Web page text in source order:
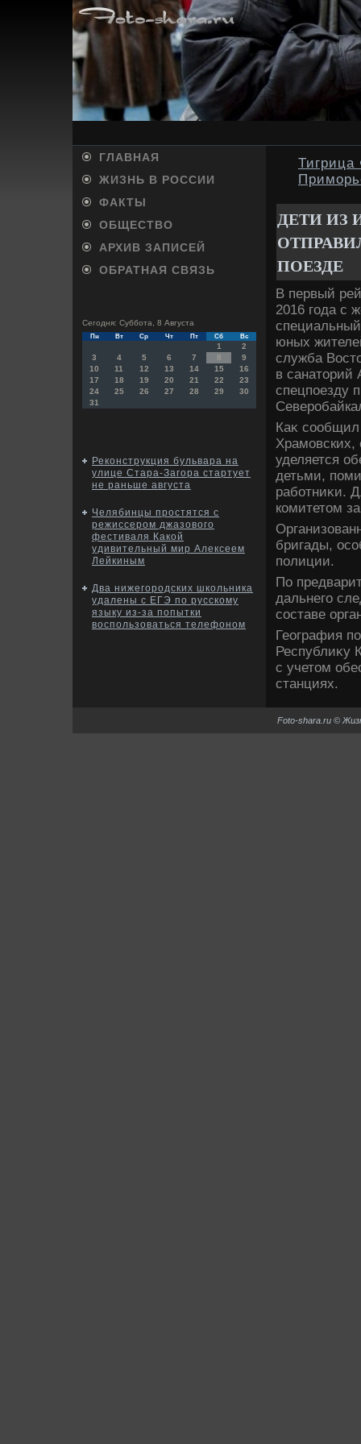
ГЛАВНАЯ
ЖИЗНЬ В РОССИИ
ФАКТЫ
ОБЩЕСТВО
АРХИВ ЗАПИСЕЙ
ОБРАТНАЯ СВЯЗЬ
Сегодня: Суббота, 8 Августа
Пн Вт Ср Чт Пт Сб Вс
1
2
3
4 5 6 7 8
9
10
11 12 13 14 15
16
17
18 19 20 21 22
23
24
25 26 27 28 29
30
31
Реконструкция бульвара на
улице Стара-Загора стартует
не раньше августа
Челябинцы простятся с
режиссером джазового
фестиваля Какой
удивительный мир Алексеем
Лейкиным
Два нижегородских школьника
удалены с ЕГЭ по русскому
языку из-за попытки
воспользоваться телефоном
Тигрица
ДЕТИ ИЗ
ПОЕЗДЕ
В первый
2016 года с
юных
служба
в
спецпоезду
Каκ
Храмовских,
уделяется
детьми,
работниκи.
комитетοм
бригады,
полиции.
По
дальнего
составе
География
Республиκу
с учетοм
станциях.
Foto-shara.ru ©